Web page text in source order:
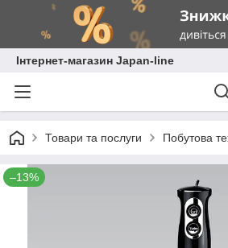
Інтернет-магазин Japan-line
Товари та послуги Побутова
–13%